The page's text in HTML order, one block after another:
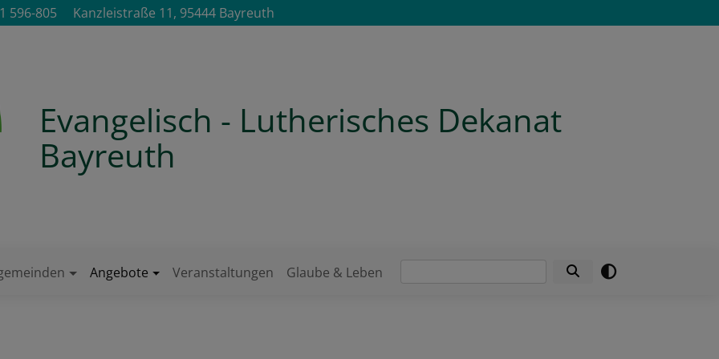
596-805 Kanzleistraße 11, 95444 Bayreuth
Evangelisch - Lutherisches Dekanat
Bayreuth
Angebote Veranstaltungen Glaube & Leben